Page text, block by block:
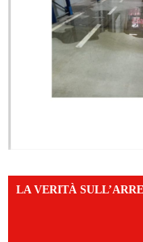
LA VERITÀ